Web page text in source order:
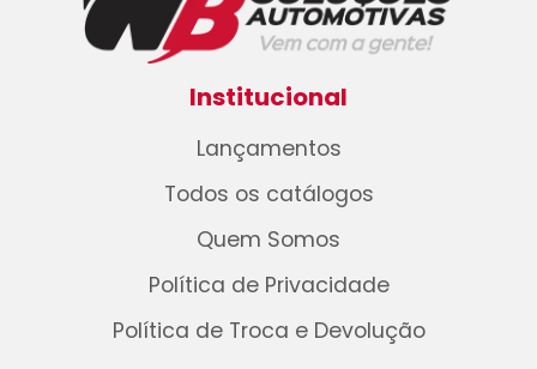
Institucional
Lançamentos
Todos os catálogos
Quem Somos
Política de Privacidade
Política de Troca e Devolução